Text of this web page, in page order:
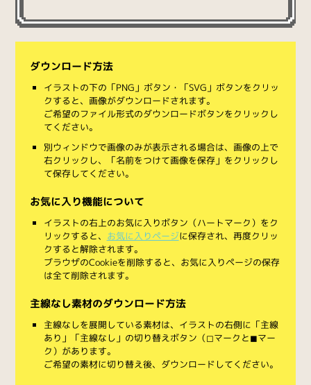
ダウンロード方法
イラストの下の「PNG」ボタン・「SVG」ボタンをクリッ
クすると、画像がダウンロードされます。
ご希望のファイル形式のダウンロードボタンをクリックし
てください。
別ウィンドウで画像のみが表示される場合は、画像の上で
右クリックし、「名前をつけて画像を保存」をクリックし
て保存してください。
お気に入り機能について
イラストの右上のお気に入りボタン（ハートマーク）をク
リックすると、 お気に入りページに保存され、再度クリッ
クすると解除されます。
ブラウザのCookieを削除すると、お気に入りページの保存
は全て削除されます。
主線なし素材のダウンロード方法
主線なしを展開している素材は、イラストの右側に「主線
あり」「主線なし」の切り替えボタン（◻︎マークと◼︎マー
ク）があります。
ご希望の素材に切り替え後、ダウンロードしてください。